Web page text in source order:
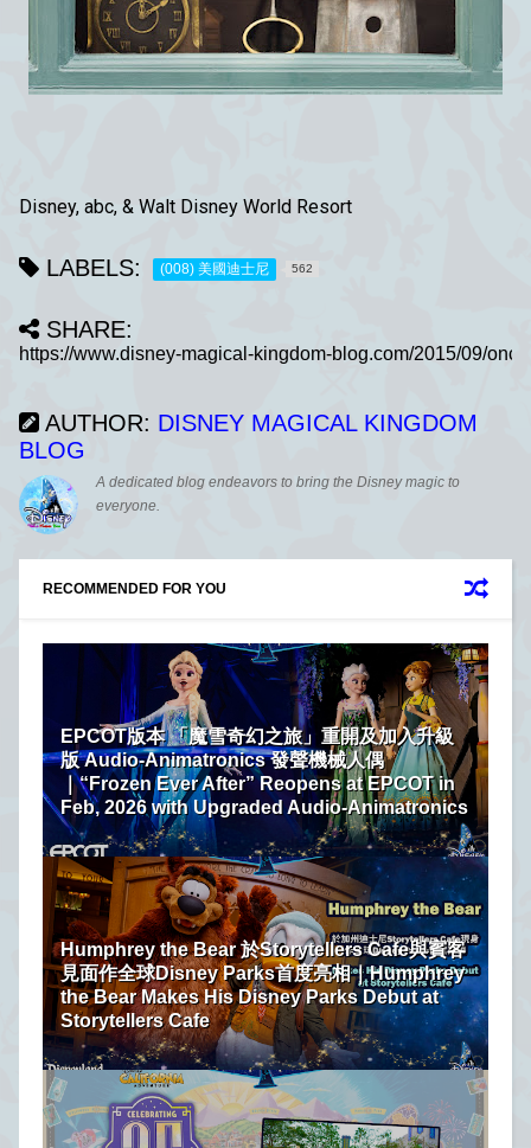
Disney, abc, & Walt Disney World Resort
LABELS: (008) 美國迪士尼 562
SHARE:
AUTHOR: DISNEY MAGICAL KINGDOM
BLOG
A dedicated blog endeavors to bring the Disney magic to
everyone.
RECOMMENDED FOR YOU
EPCOT版本 「魔雪奇幻之旅」重開及加入升級
版 Audio-Animatronics 發聲機械人偶
｜“Frozen Ever After” Reopens at EPCOT in
Feb, 2026 with Upgraded Audio-Animatronics
Humphrey the Bear 於Storytellers Cafe與賓客
見面作全球Disney Parks首度亮相｜Humphrey
the Bear Makes His Disney Parks Debut at
Storytellers Cafe